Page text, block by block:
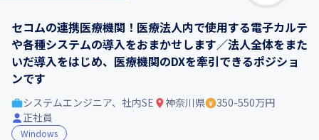
セコムの連携医療機関！医療法人内で使用する電子カルテ
や各種システムの導入をおまかせします／法人全体をまた
いだ導入をはじめ、医療機関のDXを牽引できるポジショ
ンです
システムエンジニア、社内SE 神奈川県
350-550万円
正社員
Windows